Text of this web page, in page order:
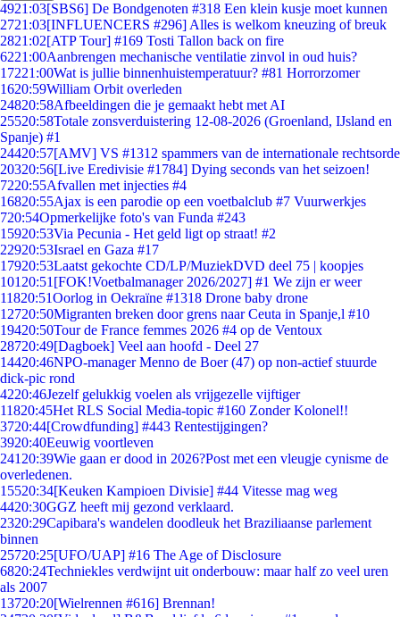
4921:03[SBS6] De Bondgenoten #318 Een klein kusje moet kunnen
2721:03[INFLUENCERS #296] Alles is welkom kneuzing of breuk
2821:02[ATP Tour] #169 Tosti Tallon back on fire
6221:00Aanbrengen mechanische ventilatie zinvol in oud huis?
17221:00Wat is jullie binnenhuistemperatuur? #81 Horrorzomer
1620:59William Orbit overleden
24820:58Afbeeldingen die je gemaakt hebt met AI
25520:58Totale zonsverduistering 12-08-2026 (Groenland, IJsland en
Spanje) #1
24420:57[AMV] VS #1312 spammers van de internationale rechtsorde
20320:56[Live Eredivisie #1784] Dying seconds van het seizoen!
7220:55Afvallen met injecties #4
16820:55Ajax is een parodie op een voetbalclub #7 Vuurwerkjes
720:54Opmerkelijke foto's van Funda #243
15920:53Via Pecunia - Het geld ligt op straat! #2
22920:53Israel en Gaza #17
17920:53Laatst gekochte CD/LP/MuziekDVD deel 75 | koopjes
101 20:51 [FOK!Voetbalmanager 2026/2027] #1 We zijn er weer
11820:51Oorlog in Oekraïne #1318 Drone baby drone
12720:50Migranten breken door grens naar Ceuta in Spanje,l #10
19420:50Tour de France femmes 2026 #4 op de Ventoux
28720:49[Dagboek] Veel aan hoofd - Deel 27
14420:46NPO-manager Menno de Boer (47) op non-actief stuurde
dick-pic rond
4220:46Jezelf gelukkig voelen als vrijgezelle vijftiger
11820:45Het RLS Social Media-topic #160 Zonder Kolonel!!
3720:44[Crowdfunding] #443 Rentestijgingen?
3920:40Eeuwig voortleven
241 20:39Wie gaan er dood in 2026?Post met een vleugje cynisme de
overledenen.
15520:34[Keuken Kampioen Divisie] #44 Vitesse mag weg
4420:30GGZ heeft mij gezond verklaard.
2320:29Capibara's wandelen doodleuk het Braziliaanse parlement
binnen
25720:25[UFO/UAP] #16 The Age of Disclosure
6820:24Techniekles verdwijnt uit onderbouw: maar half zo veel uren
als 2007
13720:20[Wielrennen #616] Brennan!